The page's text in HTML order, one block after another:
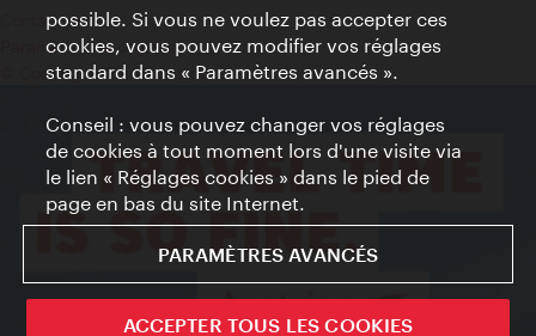
Contact presse
Paramètres de cookies
© Copyright WienTourismus
possible. Si vous ne voulez pas accepter ces
cookies, vous pouvez modifier vos réglages
standard dans « Paramètres avancés ».
Conseil : vous pouvez changer vos réglages
de cookies à tout moment lors d'une visite via
le lien « Réglages cookies » dans le pied de
page en bas du site Internet.
PARAMÈTRES AVANCÉS
ACCEPTER TOUS LES COOKIES